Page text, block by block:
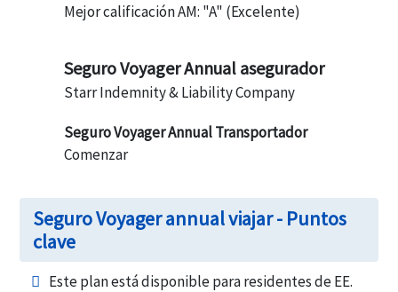
Mejor calificación AM: "A" (Excelente)
Seguro Voyager Annual asegurador
Starr Indemnity & Liability Company
Seguro Voyager Annual Transportador
Comenzar
Seguro Voyager annual viajar - Puntos
clave
Este plan está disponible para residentes de EE.